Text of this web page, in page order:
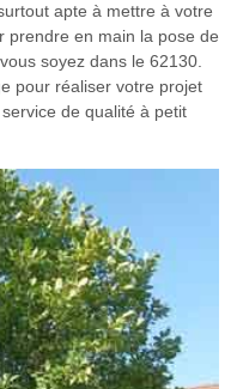
apte à mettre à votre
prendre en main la pose de
soyez dans le 62130.
pour réaliser votre projet
de qualité à petit